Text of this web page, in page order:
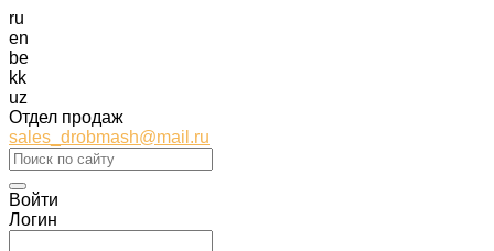
ru
en
be
kk
uz
Отдел продаж
sales_drobmash@mail.ru
Войти
Логин